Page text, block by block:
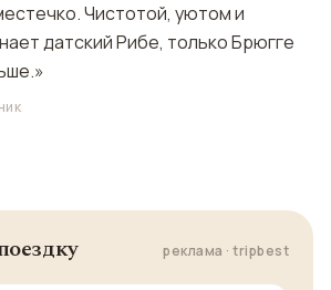
Чистотой, уютом и
датский Рибе, только Брюгге
реклама · tripbest